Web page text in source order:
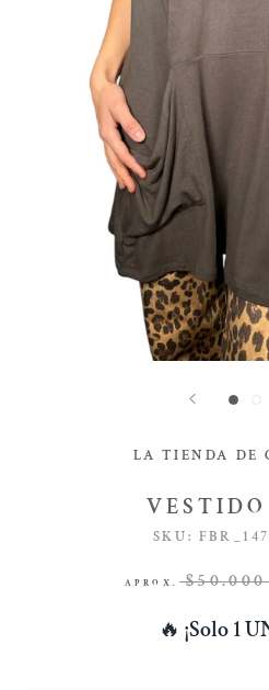
LA TIENDA DE
SKU:
APROX. $50.000
🔥 ¡Solo 1